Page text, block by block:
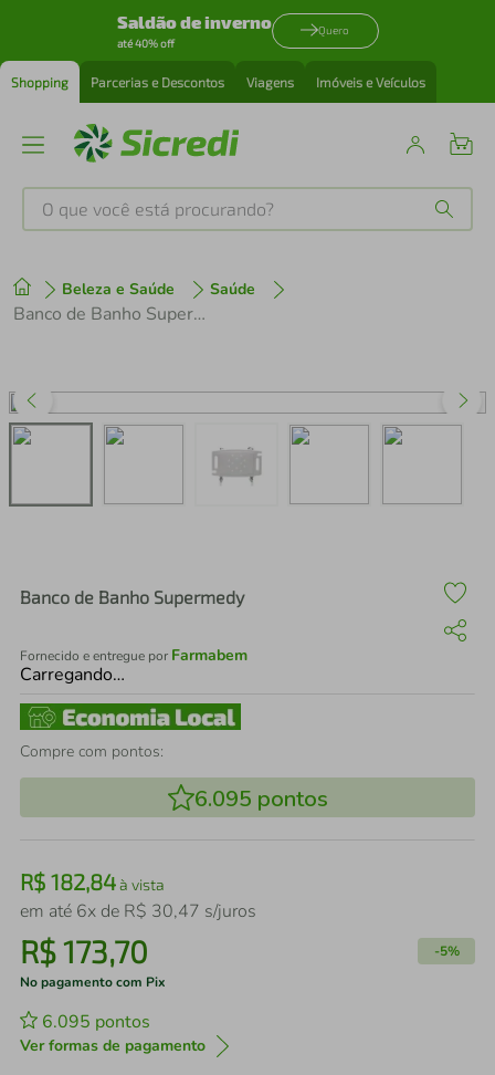
Saldão de inverno
até 40% off
Quero
Shopping Parcerias e Descontos Viagens Imóveis e Veículos
O que você está procurando?
Beleza e Saúde Saúde
Banco de Banho Supermedy
Banco de Banho Supermedy
Fornecido e entregue por Farmabem
Carregando…
Compre com pontos:
6.095 pontos
R$ 182,84à vista
em até 6x de R$ 30,47 s/juros
R$173,70 -5%
No pagamento com Pix
6.095 pontos
Ver formas de pagamento
1 º tenis
perfume